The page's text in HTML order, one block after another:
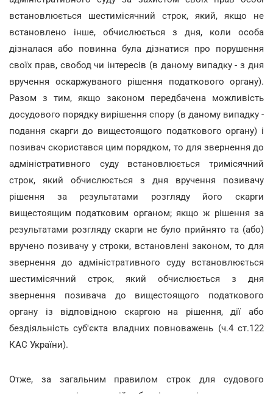
встановлюється шестимісячний строк, який, якщо не
встановлено інше, обчислюється з дня, коли особа
дізналася або повинна була дізнатися про порушення
своїх прав, свобод чи інтересів (в даному випадку - з дня
вручення оскаржуваного рішення податкового органу).
Разом з тим, якщо законом передбачена можливість
досудового порядку вирішення спору (в даному випадку -
подання скарги до вищестоящого податкового органу) і
позивач скористався цим порядком, то для звернення до
адміністративного суду встановлюється тримісячний
строк, який обчислюється з дня вручення позивачу
рішення за результатами розгляду його скарги
вищестоящим податковим органом; якщо ж рішення за
результатами розгляду скарги не було прийнято та (або)
вручено позивачу у строки, встановлені законом, то для
звернення до адміністративного суду встановлюється
шестимісячний строк, який обчислюється з дня
звернення позивача до вищестоящого податкового
органу із відповідною скаргою на рішення, дії або
бездіяльність суб'єкта владних повноважень (ч.4 ст.122
КАС України).
Отже, за загальним правилом строк для судового